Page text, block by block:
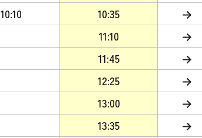
10:10 10:35
11:10
11:45
12:25
13:00
13:35